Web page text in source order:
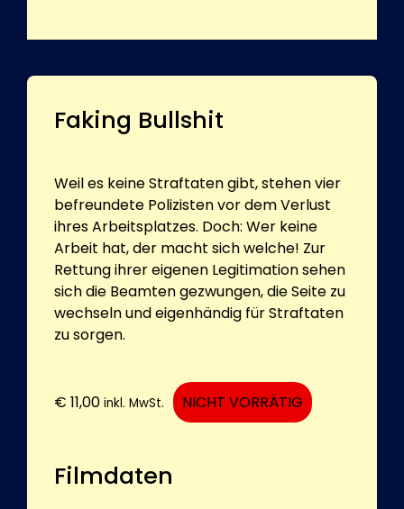
Faking Bullshit
Weil es keine Straftaten gibt, stehen vier
befreundete Polizisten vor dem Verlust
ihres Arbeitsplatzes. Doch: Wer keine
Arbeit hat, der macht sich welche! Zur
Rettung ihrer eigenen Legitimation sehen
sich die Beamten gezwungen, die Seite zu
wechseln und eigenhändig für Straftaten
zu sorgen.
€ 11,00 inkl. MwSt. NICHT VORRÄTIG
Filmdaten